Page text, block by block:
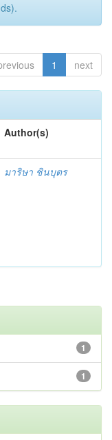
1 next
Author(s)
มาริษา ชินบุตร
1
1